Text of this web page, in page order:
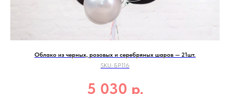
Облако из черных, розовых и серебряных шаров — 21шт.
SKU: БР116
5 030 р.